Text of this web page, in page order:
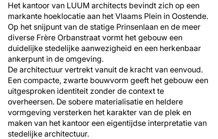
Het kantoor van LUUM architects bevindt zich op een
markante hoeklocatie aan het Vlaams Plein in Oostende.
Op het snijpunt van de statige Prinsenlaan en de meer
diverse Frère Orbanstraat vormt het gebouw een
duidelijke stedelijke aanwezigheid en een herkenbaar
ankerpunt in de omgeving.
De architectuur vertrekt vanuit de kracht van eenvoud.
Een compacte, zwarte bouwvorm geeft het gebouw een
uitgesproken identiteit zonder de context te
overheersen. De sobere materialisatie en heldere
vormgeving versterken het karakter van de plek en
maken van het kantoor een eigentijdse interpretatie van
stedelijke architectuur.